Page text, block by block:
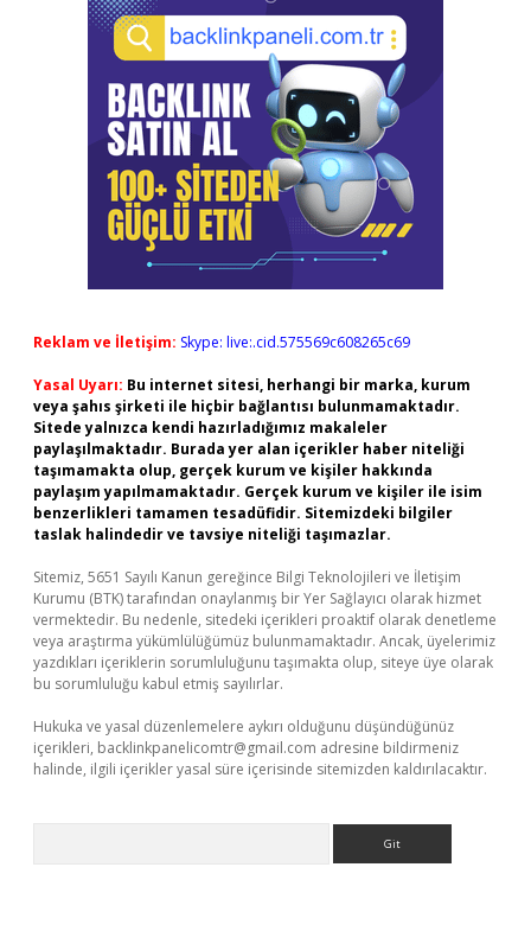
Reklam ve İletişim: Skype: live:.cid.575569c608265c69
Yasal Uyarı: Bu internet sitesi, herhangi bir marka, kurum
veya şahıs şirketi ile hiçbir bağlantısı bulunmamaktadır.
Sitede yalnızca kendi hazırladığımız makaleler
paylaşılmaktadır. Burada yer alan içerikler haber niteliği
taşımamakta olup, gerçek kurum ve kişiler hakkında
paylaşım yapılmamaktadır. Gerçek kurum ve kişiler ile isim
benzerlikleri tamamen tesadüfidir. Sitemizdeki bilgiler
taslak halindedir ve tavsiye niteliği taşımazlar.
Sitemiz, 5651 Sayılı Kanun gereğince Bilgi Teknolojileri ve İletişim
Kurumu (BTK) tarafından onaylanmış bir Yer Sağlayıcı olarak hizmet
vermektedir. Bu nedenle, sitedeki içerikleri proaktif olarak denetleme
veya araştırma yükümlülüğümüz bulunmamaktadır. Ancak, üyelerimiz
yazdıkları içeriklerin sorumluluğunu taşımakta olup, siteye üye olarak
bu sorumluluğu kabul etmiş sayılırlar.
Hukuka ve yasal düzenlemelere aykırı olduğunu düşündüğünüz
içerikleri, backlinkpanelicomtr@gmail.com adresine bildirmeniz
halinde, ilgili içerikler yasal süre içerisinde sitemizden kaldırılacaktır.